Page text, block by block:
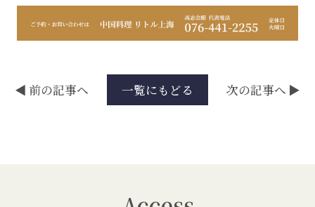
前の記事へ 一覧にもどる 次の記事へ